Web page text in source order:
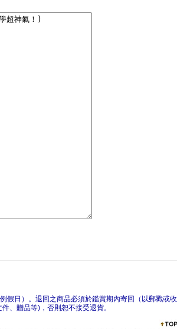
假日）。退回之商品必須於鑑賞期內寄回（以郵戳或收
、贈品等)，否則恕不接受退貨。